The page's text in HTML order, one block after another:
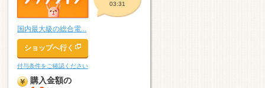
03:31
国内最大級の総合電...
ショップへ行く
付与条件をご確認ください
購入金額の